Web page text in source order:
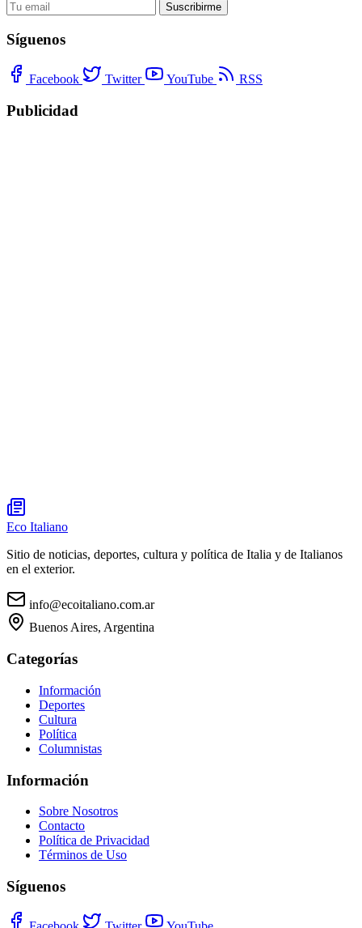
Suscribirme
Síguenos
Facebook Twitter YouTube RSS
Publicidad
Eco Italiano
Sitio de noticias, deportes, cultura y política de Italia y de Italianos
en el exterior.
info@ecoitaliano.com.ar
Buenos Aires, Argentina
Categorías
Información
Deportes
Cultura
Política
Columnistas
Información
Sobre Nosotros
Contacto
Política de Privacidad
Términos de Uso
Síguenos